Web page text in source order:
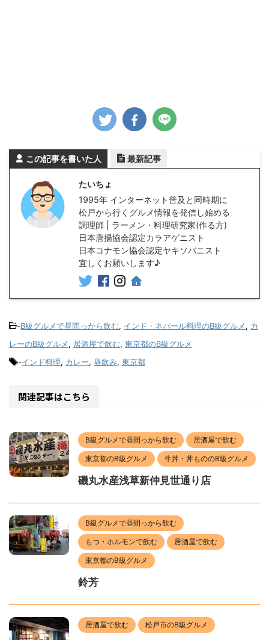
この記事を書いた人 最新記事
たいちょ
1995年 インターネット普及と同時期に
松戸から行くグルメ情報を発信し始める
調理師 | ラーメン・料理研究家(作る方)
日本唐揚協会認定カラアゲニスト
日本コナモン協会認定ヤキソバニスト
宜しくお願いします♪
-B級グルメで昼間っから飲む, インド・ネパール料理のB級グルメ, カ
レーのB級グルメ, 居酒屋で飲む, 東京都のB級グルメ
-インド料理, カレー, 昼飲み, 東京都
関連記事はこちら
B級グルメで昼間っから飲む 居酒屋で飲む
東京都のB級グルメ 牛丼・丼もののB級グルメ
磯丸水産浅草新仲見世通り店
B級グルメで昼間っから飲む
もつ・ホルモンで飲む 居酒屋で飲む
東京都のB級グルメ
鈴芳
居酒屋で飲む 松戸市のB級グルメ